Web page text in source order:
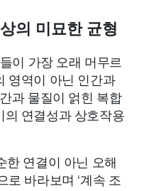
의 미묘한 균형
들이 가장 오래 머무르
영역이 아닌 인간과
과 물질이 얽힌 복합
연결성과 상호작용
한 연결이 아닌 오해
로 바라보며 ‘계속 조